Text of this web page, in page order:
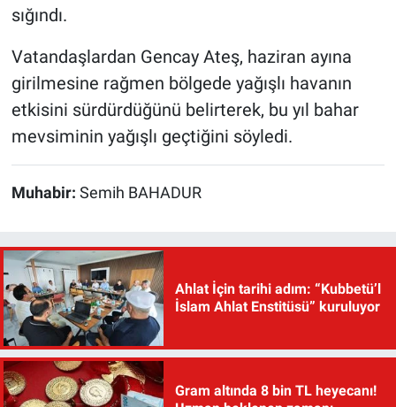
sığındı.
Vatandaşlardan Gencay Ateş, haziran ayına
girilmesine rağmen bölgede yağışlı havanın
etkisini sürdürdüğünü belirterek, bu yıl bahar
mevsiminin yağışlı geçtiğini söyledi.
Muhabir: Semih BAHADUR
Ahlat İçin tarihi adım: “Kubbetü’l
İslam Ahlat Enstitüsü” kuruluyor
Gram altında 8 bin TL heyecanı!